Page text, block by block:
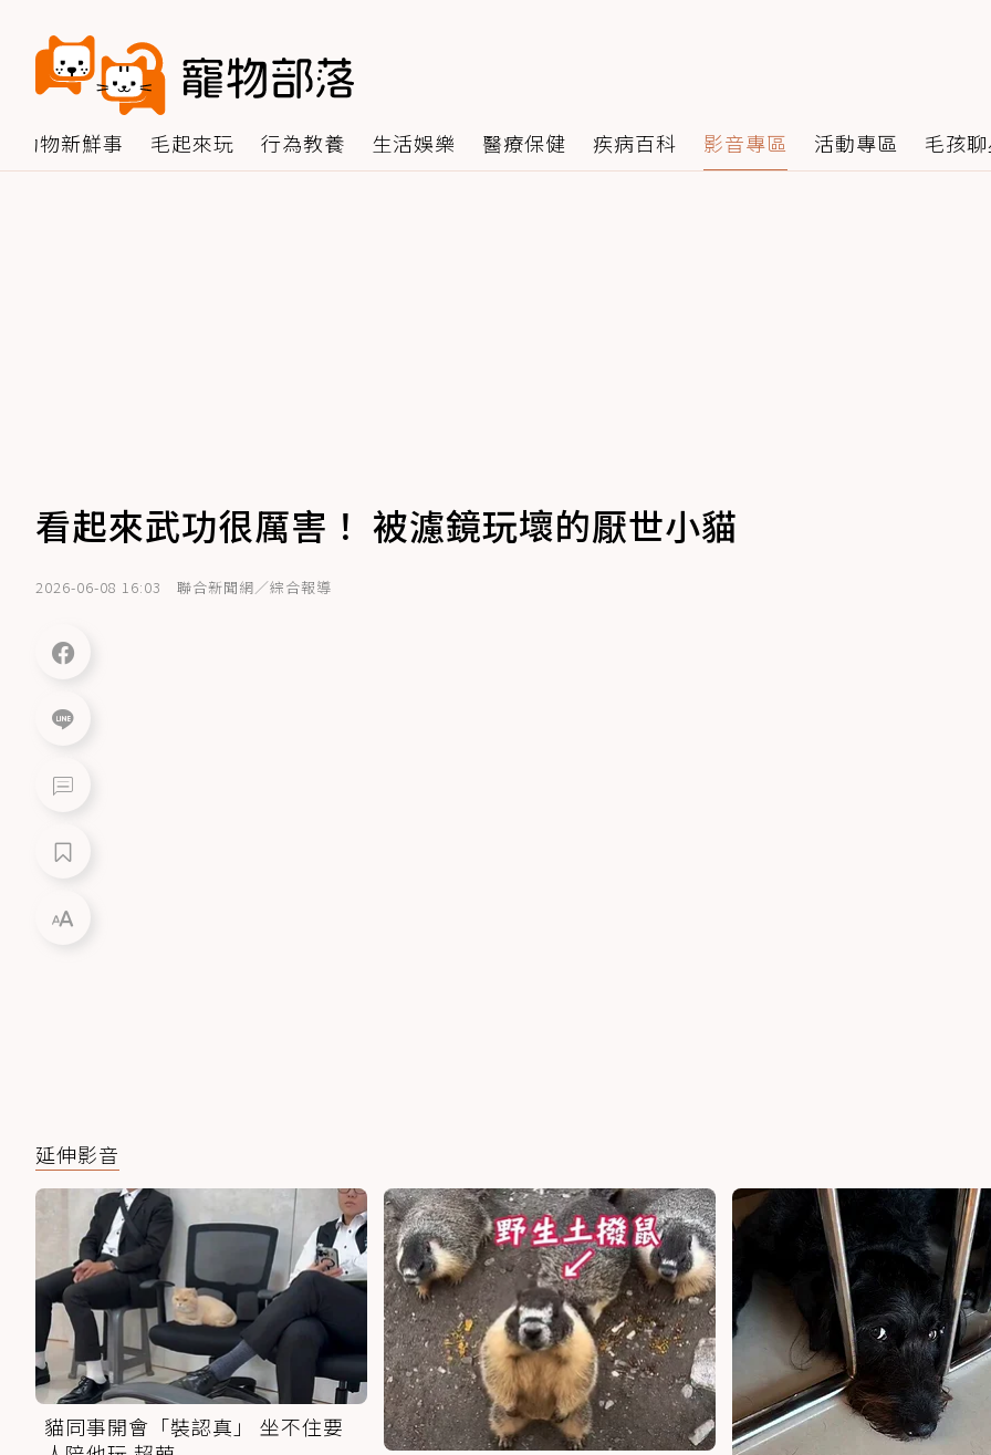
動物新鮮事 毛起來玩 行為教養 生活娛樂 醫療保健 疾病百科 影音專區 活動專區 毛孩
看起來武功很厲害！ 被濾鏡玩壞的厭世小貓
2026-06-08 16:03 聯合新聞網／綜合報導
延伸影音
貓同事開會「裝認真」 坐不住要